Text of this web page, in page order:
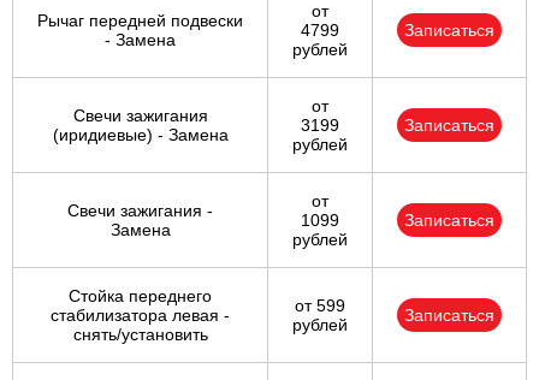
Рычаг передней подвески
- Замена
от
4799
рублей
Записаться
Свечи зажигания
(иридиевые) - Замена
от
3199
рублей
Записаться
Свечи зажигания -
Замена
от
1099
рублей
Записаться
Стойка переднего
стабилизатора левая -
снять/установить
от 599
рублей
Записаться